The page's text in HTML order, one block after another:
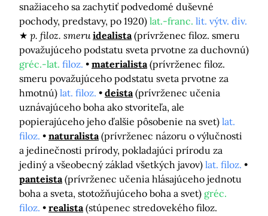
snažiaceho sa zachytiť podvedomé duševné
pochody, predstavy, po 1920) lat.-franc. lit. výtv. div.
p. filoz. smeru idealista (prívrženec filoz. smeru
považujúceho podstatu sveta prvotne za duchovnú)
gréc.-lat. filoz. materialista (prívrženec filoz.
smeru považujúceho podstatu sveta prvotne za
hmotnú) lat. filoz. deista (prívrženec učenia
uznávajúceho boha ako stvoriteľa, ale
popierajúceho jeho ďalšie pôsobenie na svet) lat.
filoz.
naturalista (prívrženec názoru o výlučnosti
a jedinečnosti prírody, pokladajúci prírodu za
jediný a všeobecný základ všetkých javov) lat. filoz.
panteista (prívrženec učenia hlásajúceho jednotu
boha a sveta, stotožňujúceho boha a svet) gréc.
filoz.
realista (stúpenec stredovekého filoz.